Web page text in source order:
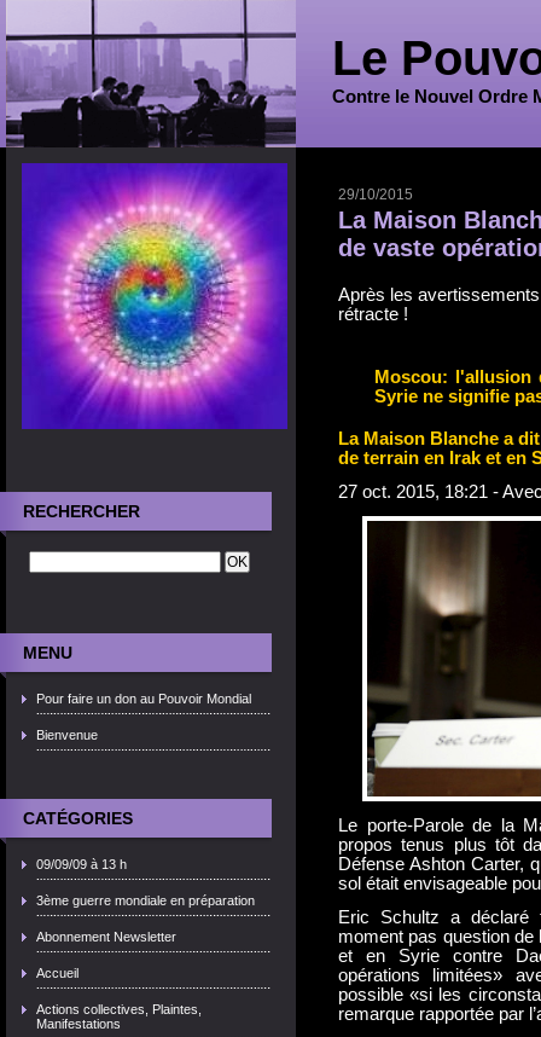
Le
Contre le Nouvel Ordre
RECHERCHER
MENU
Pour faire un don au Pouvoir Mondial
Bienvenue
CATÉGORIES
09/09/09 à 13 h
3ème guerre mondiale en préparation
Abonnement Newsletter
Accueil
Actions collectives, Plaintes,
Manifestations
29/10/2015
La Maison
de vaste
Après les
rétracte !
Moscou: l'allusion
Syrie ne signifie
La Maison Blanche a
de terrain en Irak et en
27 oct. 2015, 18:21 -
Le porte-Parole de la
propos tenus plus tôt
Défense Ashton Carter,
sol était envisageable
Eric Schultz a déclaré
moment pas question
et en Syrie contre
opérations limitées»
possible «si les
remarque rapportée par